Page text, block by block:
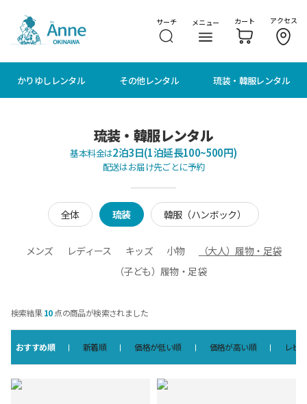
サーチ メニュー カート アクセス
かりゆしレンタル その他レンタル 琉装・韓服レンタル
琉装・韓服レンタル
基本料金は2泊3日(1泊延長100~500円)
配送はお届け先ごとに予約
全体 琉装 韓服（ハンボック）
メンズ レディース キッズ 小物
（大人）履物・足袋
（子ども）履物・足袋
検索結果10点の商品が検索されました
おすすめ順 新着順 価格が低い順 価格が高い順 レビ